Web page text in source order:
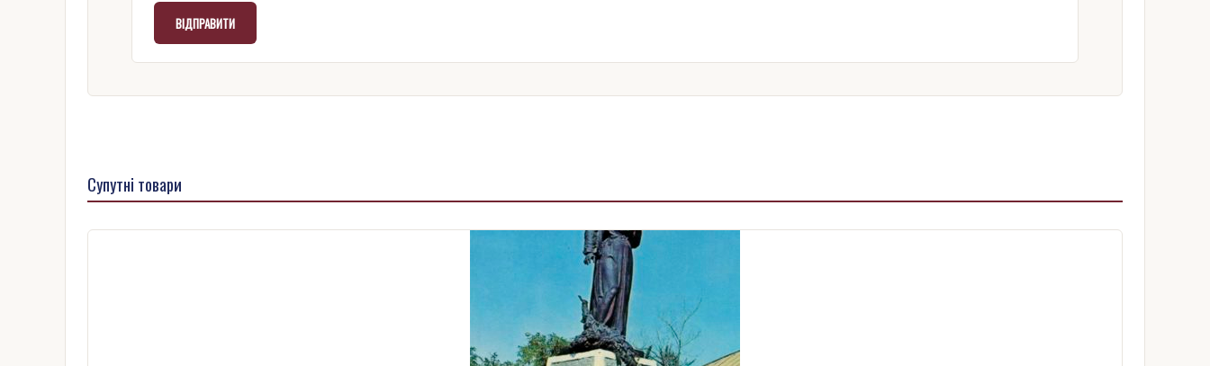
Супутні товари